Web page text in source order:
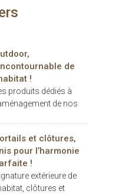
les espaces
de
Dans ce
THERMOTOP®
comme un
clé pour
des espaces
vie confortables,
et durables,
comme dehors.
de
!
produits dédiés à
de nos
dernières années
des éléments
au
et clôtures,
pour l’harmonie
!
extérieure de
clôtures et